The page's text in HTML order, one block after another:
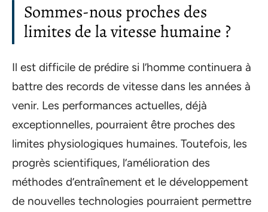
Sommes-nous proches des
limites de la vitesse humaine ?
Il est difficile de prédire si l’homme continuera à
battre des records de vitesse dans les années à
venir. Les performances actuelles, déjà
exceptionnelles, pourraient être proches des
limites physiologiques humaines. Toutefois, les
progrès scientifiques, l’amélioration des
méthodes d’entraînement et le développement
de nouvelles technologies pourraient permettre